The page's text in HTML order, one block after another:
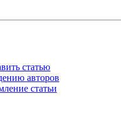
статью
авторов
статьи